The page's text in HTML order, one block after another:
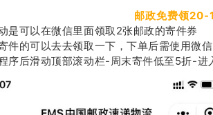
邮政免费领
是可以在微信里面领取2张邮政的寄件券
件的可以去去领取一下，下单后需使用微
序后滑动顶部滚动栏-周末寄件低至5折-进